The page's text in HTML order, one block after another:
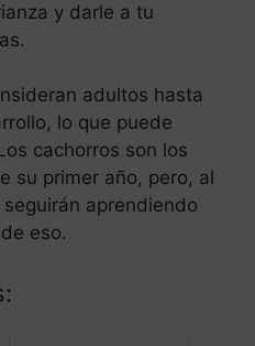
y darle a tu
adultos hasta
lo que puede
cachorros son los
su primer año, pero, al
aprendiendo
eso.